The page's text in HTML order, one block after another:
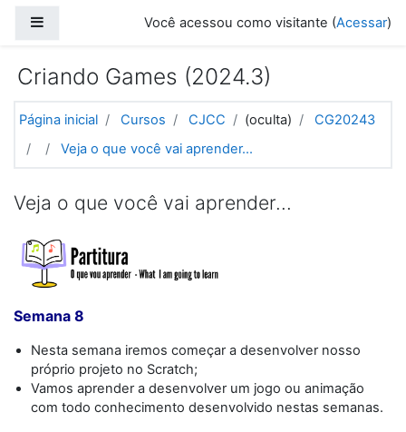
Você acessou como visitante (Acessar)
Criando Games (2024.3)
Página inicial Cursos CJCC (oculta)
CG20243
Veja o que você vai aprender...
Veja o que você vai aprender...
Semana 8
Nesta semana iremos começar a desenvolver nosso
próprio projeto no Scratch;
Vamos aprender a desenvolver um jogo ou animação
com todo conhecimento desenvolvido nestas semanas.